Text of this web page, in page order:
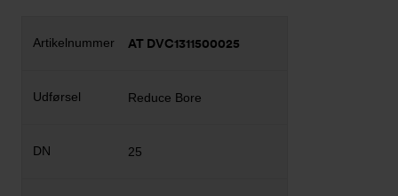
AT DVC1311500025
Reduce Bore
25